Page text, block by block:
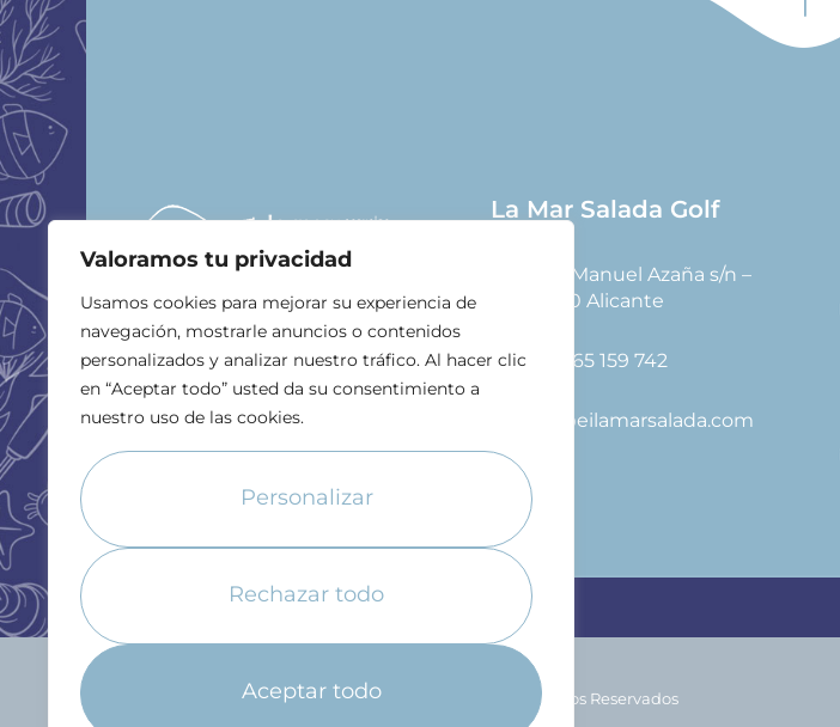
Valoramos tu privacidad
Usamos cookies para mejorar su experiencia de
navegación, mostrarle anuncios o contenidos
personalizados y analizar nuestro tráfico. Al hacer clic
en “Aceptar todo” usted da su consentimiento a
nuestro uso de las cookies.
Personalizar
Rechazar todo
Aceptar todo
La Mar Salada Golf
Calle Manuel Azaña s/n –
03540 Alicante
+34 965 159 742
info@eilamarsalada.com
, 2024 Escuela La Mar Salada Todos los Derechos Reservados